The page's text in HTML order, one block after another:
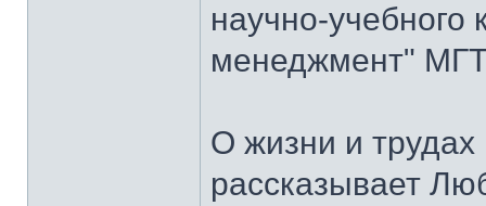
научно-
менеджмент"
О жизни и
рассказывает